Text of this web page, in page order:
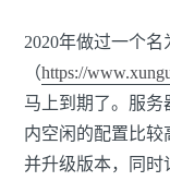
2020年做过一个
（https://
马上到期了。服务
内空闲的配置比
并升级版本，同时